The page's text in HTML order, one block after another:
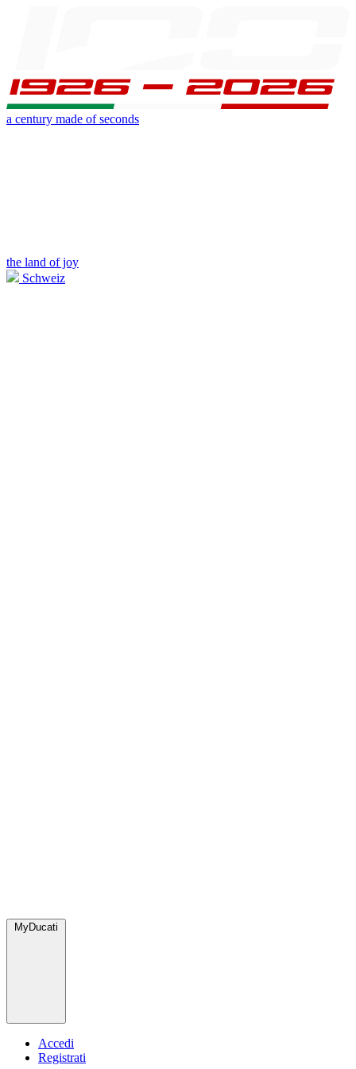
a century made of seconds
the land of joy
Schweiz
MyDucati
Accedi
Registrati